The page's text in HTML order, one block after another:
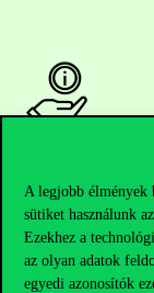
A legjobb élmények
sütiket használunk
Ezekhez a
az olyan adatok
egyedi azonosítók
Nyitvatartás